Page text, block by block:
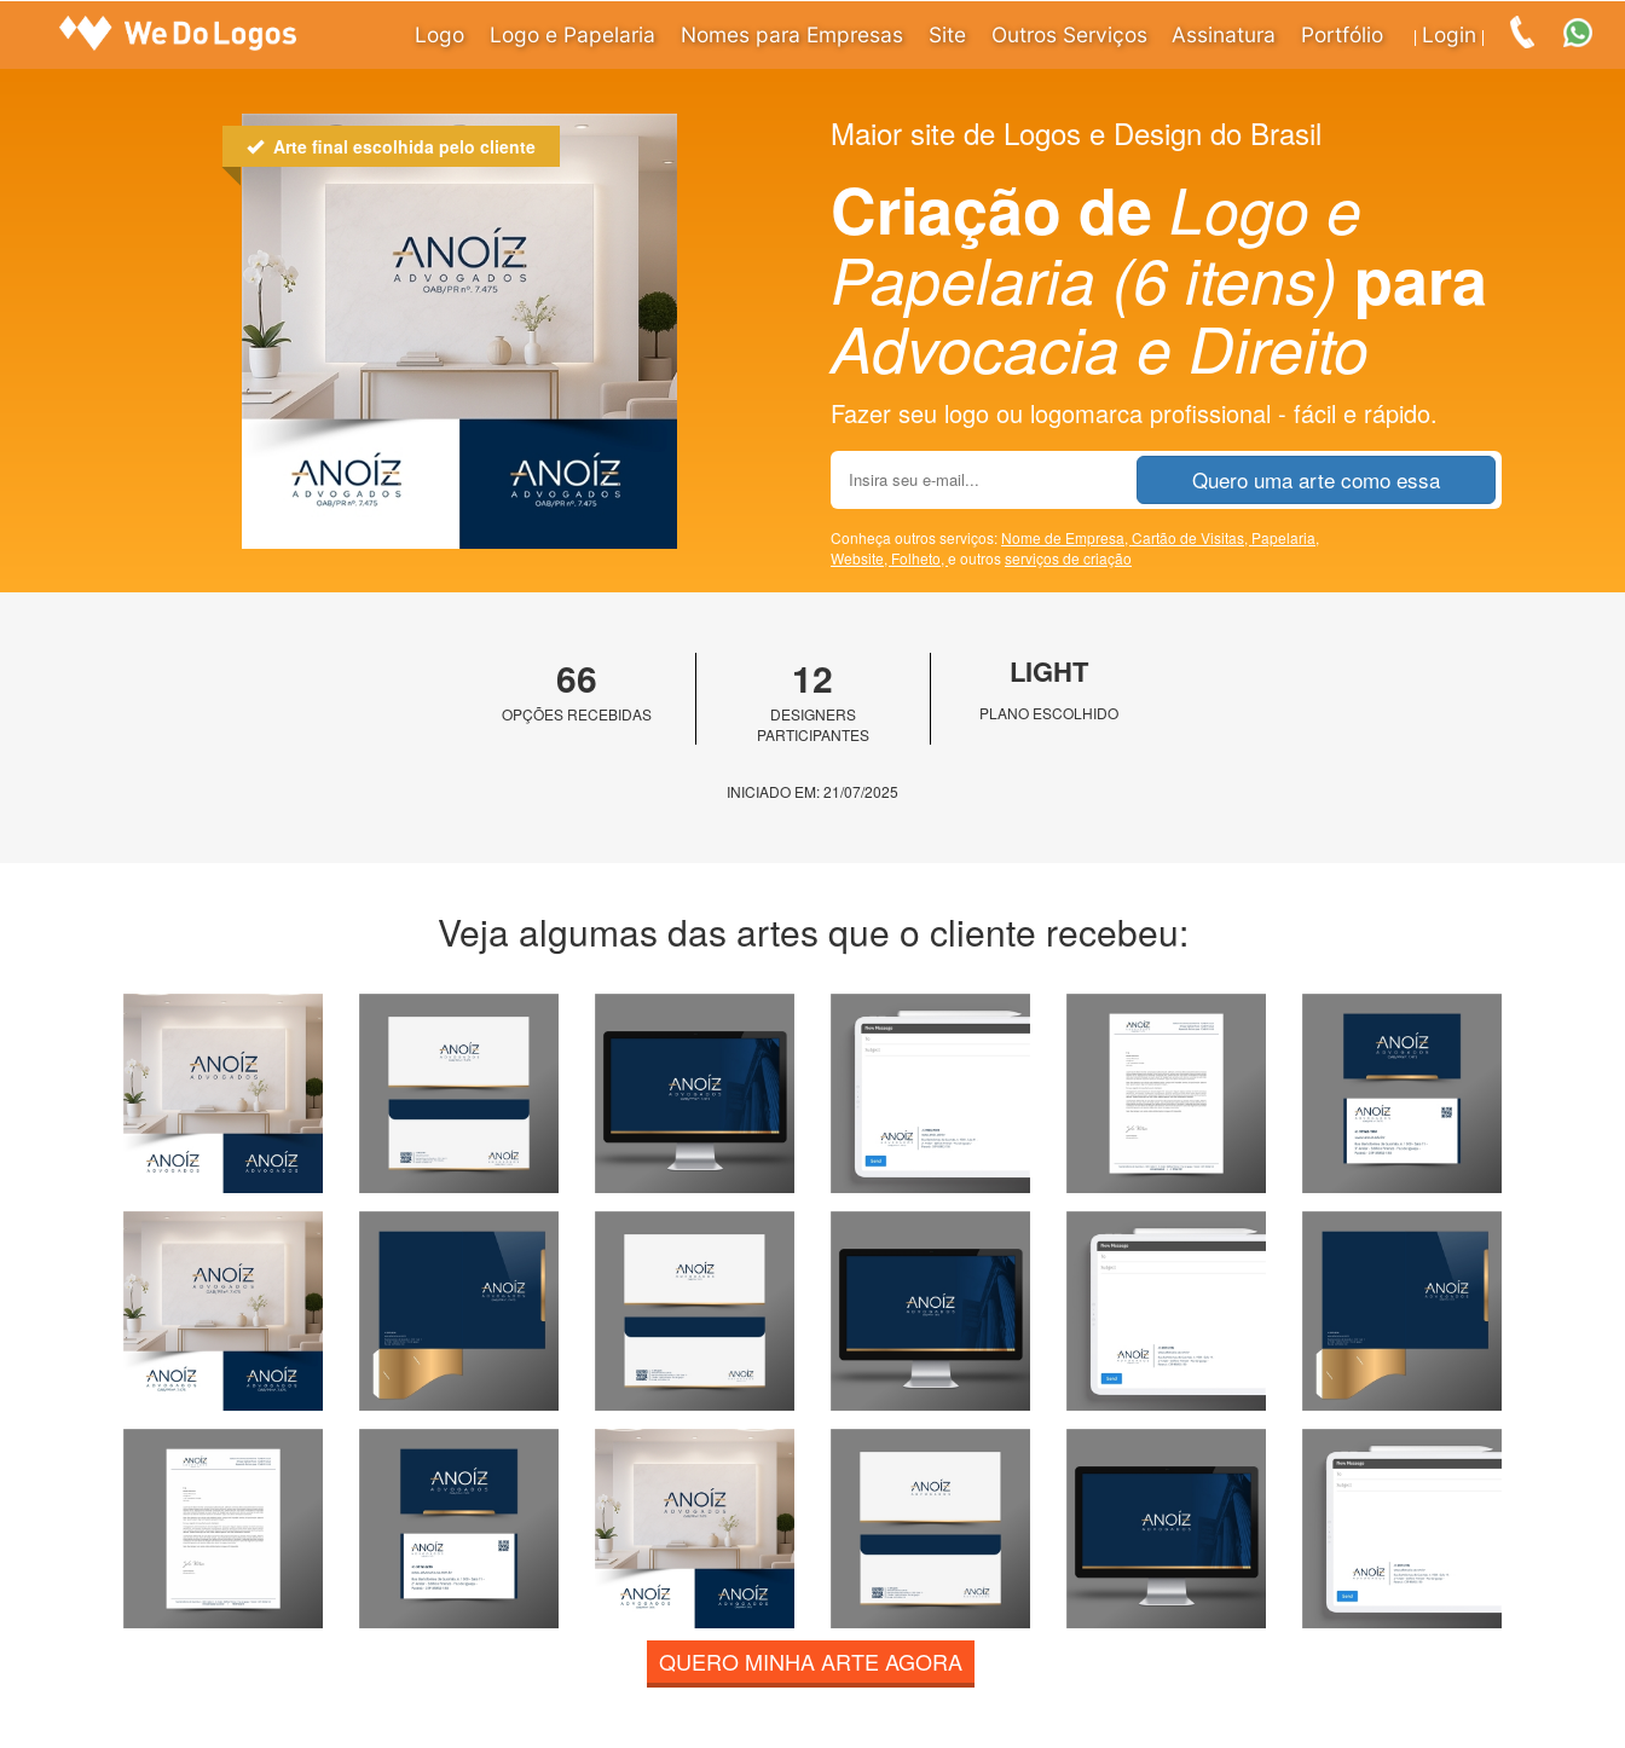
Logo Logo e Papelaria Nomes para Empresas Site Outros Serviços Assinatura Portfólio Login
Arte final escolhida pelo cliente Maior site de Logos e Design do Brasil
Criação de Logo e
Papelaria (6 itens) para
Advocacia e Direito
Fazer seu logo ou logomarca profissional - fácil e rápido.
Quero uma arte como essa
Conheça outros serviços: Nome de Empresa, Cartão de Visitas, Papelaria,
Website, Folheto, e outrosserviços de criação
66
OPÇÕES RECEBIDAS
12
DESIGNERS
PARTICIPANTES
LIGHT
PLANO ESCOLHIDO
INICIADO EM: 21/07/2025
Veja algumas das artes que o cliente recebeu:
QUERO MINHA ARTE AGORA